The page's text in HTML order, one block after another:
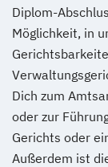
Diplom-
Möglichkeit, in
Dich zum
oder zur
Gerichts oder
Außerdem ist